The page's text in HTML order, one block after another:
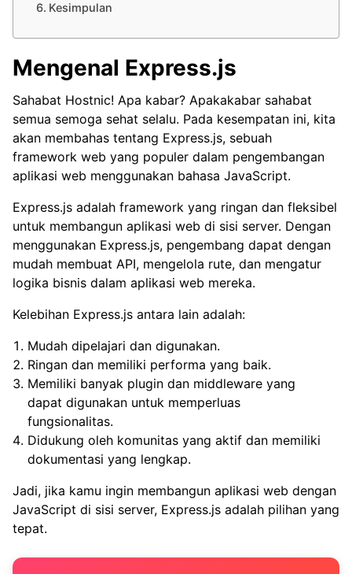
Kesimpulan
Mengenal Express.js
Sahabat Hostnic! Apa kabar? Apakakabar sahabat
semua semoga sehat selalu. Pada kesempatan ini, kita
akan membahas tentang Express.js, sebuah
framework web yang populer dalam pengembangan
aplikasi web menggunakan bahasa JavaScript.
Express.js adalah framework yang ringan dan fleksibel
untuk membangun aplikasi web di sisi server. Dengan
menggunakan Express.js, pengembang dapat dengan
mudah membuat API, mengelola rute, dan mengatur
logika bisnis dalam aplikasi web mereka.
Kelebihan Express.js antara lain adalah:
Mudah dipelajari dan digunakan.
Ringan dan memiliki performa yang baik.
Memiliki banyak plugin dan middleware yang
dapat digunakan untuk memperluas
fungsionalitas.
Didukung oleh komunitas yang aktif dan memiliki
dokumentasi yang lengkap.
Jadi, jika kamu ingin membangun aplikasi web dengan
JavaScript di sisi server, Express.js adalah pilihan yang
tepat.